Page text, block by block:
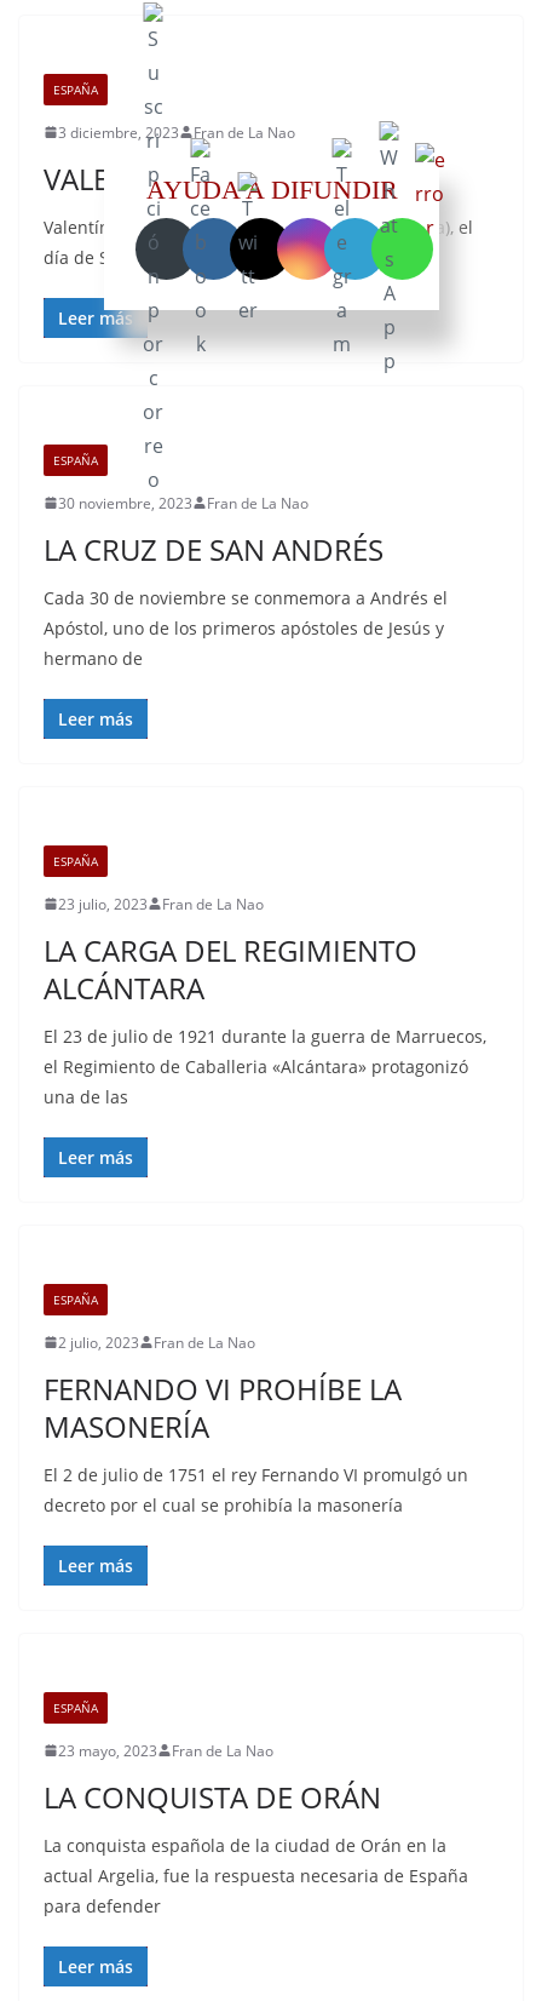
ESPAÑA
3 diciembre, 2023 Fran de La Nao
VALENTÍN FERRAZ
Valentín Ferraz y Barrau nació en Anciles (Huesca), el
día de San Valentín del año 1792, en el seno de
Leer más
ESPAÑA
30 noviembre, 2023 Fran de La Nao
LA CRUZ DE SAN ANDRÉS
Cada 30 de noviembre se conmemora a Andrés el
Apóstol, uno de los primeros apóstoles de Jesús y
hermano de
Leer más
ESPAÑA
23 julio, 2023 Fran de La Nao
LA CARGA DEL REGIMIENTO
ALCÁNTARA
El 23 de julio de 1921 durante la guerra de Marruecos,
el Regimiento de Caballeria «Alcántara» protagonizó
una de las
Leer más
ESPAÑA
2 julio, 2023 Fran de La Nao
FERNANDO VI PROHÍBE LA
MASONERÍA
El 2 de julio de 1751 el rey Fernando VI promulgó un
decreto por el cual se prohibía la masonería
Leer más
ESPAÑA
23 mayo, 2023 Fran de La Nao
LA CONQUISTA DE ORÁN
La conquista española de la ciudad de Orán en la
actual Argelia, fue la respuesta necesaria de España
para defender
Leer más
AYUDA A DIFUNDIR